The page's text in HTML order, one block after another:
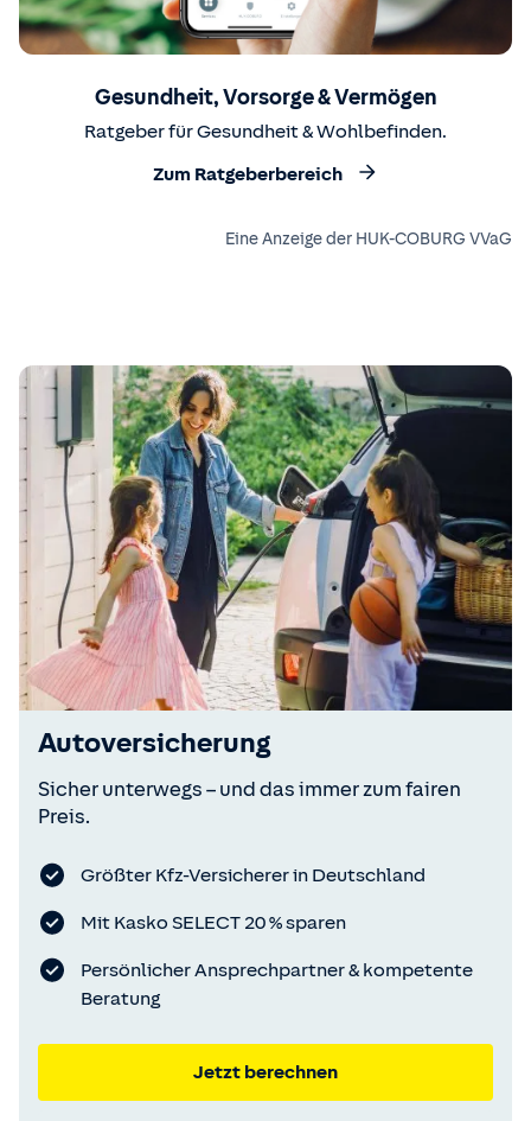
Gesundheit, Vorsorge & Vermögen
Ratgeber für Gesundheit & Wohlbefinden.
Zum Ratgeberbereich
Eine Anzeige der HUK-COBURG VVaG
Autoversicherung
Sicher unterwegs – und das immer zum fairen
Preis.
Größter Kfz-Versicherer in Deutschland
Mit Kasko SELECT 20 % sparen
Persönlicher Ansprechpartner & kompetente
Beratung
Jetzt berechnen